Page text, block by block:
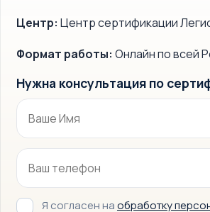
Центр: Центр сертификации
Формат работы: Онлайн по всей
Нужна консультация по
Я согласен наобработку